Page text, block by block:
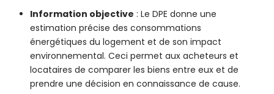
Information objective : Le DPE donne une
estimation précise des consommations
énergétiques du logement et de son impact
environnemental. Ceci permet aux acheteurs et
locataires de comparer les biens entre eux et de
prendre une décision en connaissance de cause.